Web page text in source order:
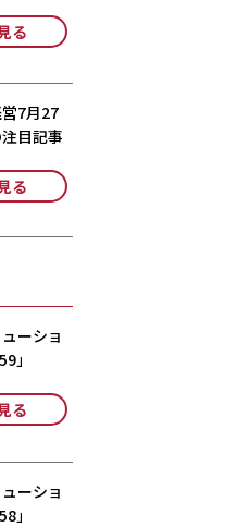
る
7月27
目記事
る
ーショ
」
る
ーショ
」